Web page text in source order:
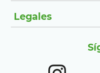
Legales